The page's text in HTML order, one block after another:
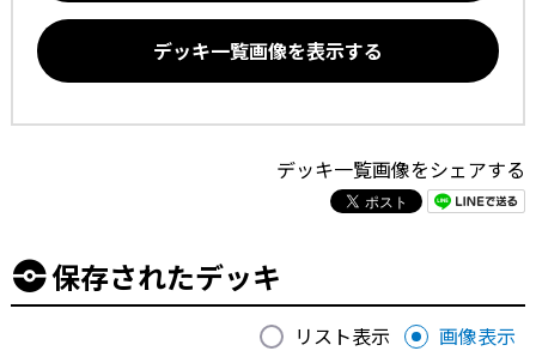
デッキ一覧画像を表示する
デッキ一覧画像をシェアする
保存されたデッキ
リスト表示 画像表示